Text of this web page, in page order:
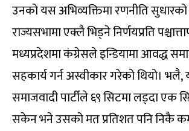
उनको यस अभिव्यक्तिमा रणनीति
राज्यसभामा एक्लै भिड्ने निर्णयप्रति
मध्यप्रदेशमा कंग्रेसले इन्डियामा आवद्ध
सहकार्य गर्न अस्वीकार गरेको थियो। भलै,
समाजवादी पार्टीले ६९ सिटमा लड्दा एक
सकेन भने उसको मत प्रतिशत पनि निकै